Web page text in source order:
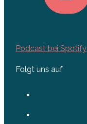
Podcast bei Spotify
Folgt uns auf